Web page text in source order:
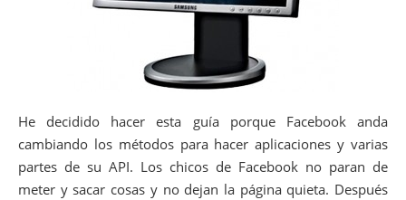
He decidido hacer esta guía porque Facebook anda
cambiando los métodos para hacer aplicaciones y varias
partes de su API. Los chicos de Facebook no paran de
meter y sacar cosas y no dejan la página quieta. Después